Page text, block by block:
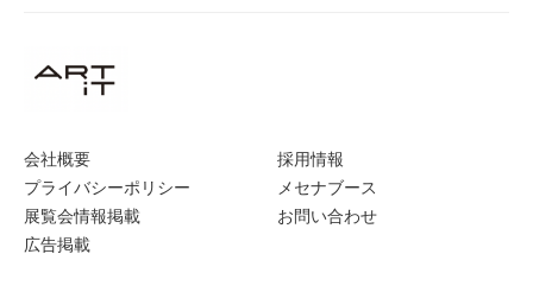
会社概要
プライバシーポリシー
展覧会情報掲載
広告掲載
採用情報
メセナブース
お問い合わせ